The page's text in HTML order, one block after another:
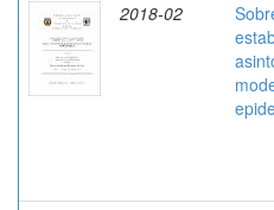
2018-02